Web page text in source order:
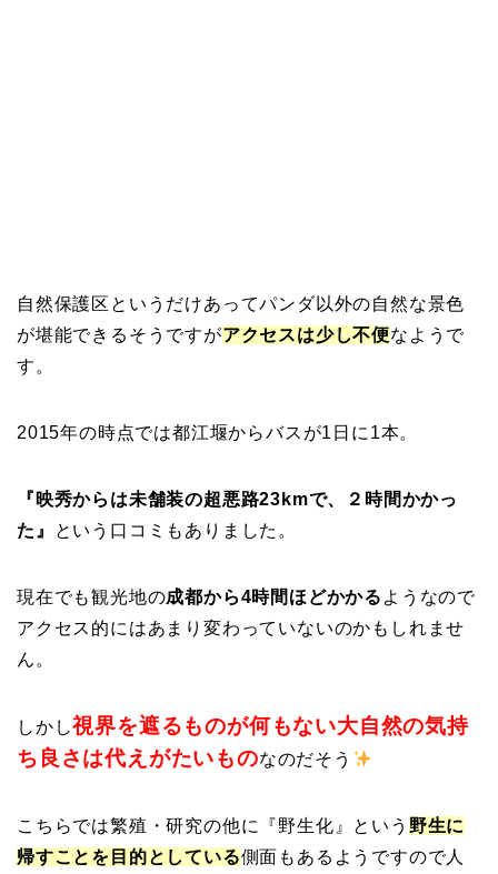
自然保護区というだけあってパンダ以外の自然な景色
が堪能できるそうですがアクセスは少し不便なようで
す。
2015年の時点では都江堰からバスが1日に1本。
『映秀からは未舗装の超悪路23kmで、２時間かかっ
た』
という口コミもありました。
現在でも観光地の成都から4時間ほどかかる ようなので
アクセス的にはあまり変わっていないのかもしれませ
ん。
しかし視界を遮るものが何もない大自然の気持
ち良さは代えがたいものなのだそう
こちらでは繁殖・研究の他に『野生化』という 野生に
帰すことを目的としている側面もあるようですので人